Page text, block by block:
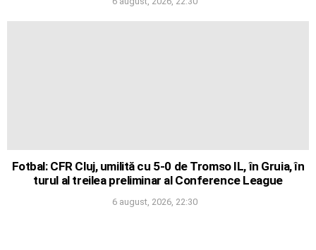
Fotbal: CFR Cluj, umilită cu 5-0 de Tromso IL, în Gruia, în
turul al treilea preliminar al Conference League
6 august, 2026, 22:30